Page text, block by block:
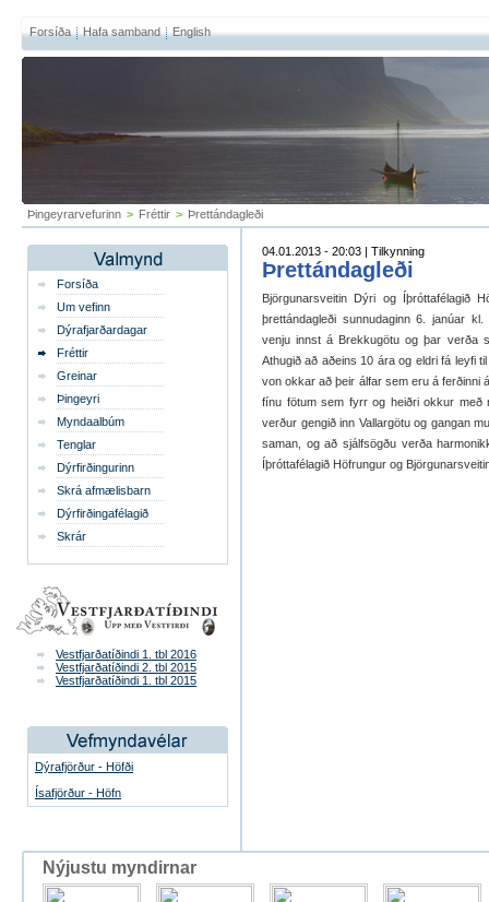
Forsíða Hafa samband English
Þingeyrarvefurinn > Fréttir > Þrettándagleði
Forsíða
Um vefinn
Dýrafjarðardagar
Fréttir
Greinar
Þingeyri
Myndaalbúm
Tenglar
Dýrfirðingurinn
Skrá afmælisbarn
Dýrfirðingafélagið
Skrár
Vestfjarðatíðindi 1. tbl 2016
Vestfjarðatíðindi 2. tbl 2015
Vestfjarðatíðindi 1. tbl 2015
Dýrafjörður - Höfði
Ísafjörður - Höfn
04.01.2013 - 20:03 | Tilkynning
Þrettándagleði
Björgunarsveitin Dýri og Íþróttafélagið
þrettándagleði sunnudaginn 6. janúar
venju innst á Brekkugötu og þar verða
Athugið að aðeins 10 ára og eldri fá leyfi
von okkar að þeir álfar sem eru á ferðinni
fínu fötum sem fyrr og heiðri okkur
verður gengið inn Vallargötu og gangan
saman, og að sjálfsögðu verða
Íþróttafélagið Höfrungur og
Nýjustu myndirnar